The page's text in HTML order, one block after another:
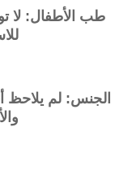
طب الأطفال: لا
الجنس: لم يلاحظ